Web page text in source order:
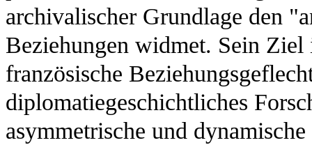
archivalischer Grundlage den
Beziehungen widmet. Sein Ziel
französische
diplomatiegeschichtliches
asymmetrische und